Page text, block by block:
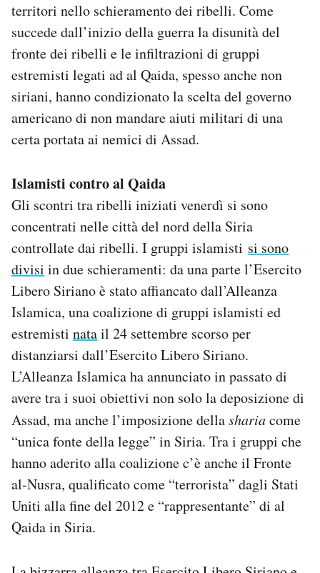
territori nello schieramento dei ribelli. Come
succede dall’inizio della guerra la disunità del
fronte dei ribelli e le infiltrazioni di gruppi
estremisti legati ad al Qaida, spesso anche non
siriani, hanno condizionato la scelta del governo
americano di non mandare aiuti militari di una
certa portata ai nemici di Assad.
Islamisti contro al Qaida
Gli scontri tra ribelli iniziati venerdì si sono
concentrati nelle città del nord della Siria
controllate dai ribelli. I gruppi islamisti si sono
divisi in due schieramenti: da una parte l’Esercito
Libero Siriano è stato affiancato dall’Alleanza
Islamica, una coalizione di gruppi islamisti ed
estremisti natail 24 settembre scorso per
distanziarsi dall’Esercito Libero Siriano.
L’Alleanza Islamica ha annunciato in passato di
avere tra i suoi obiettivi non solo la deposizione di
Assad, ma anche l’imposizione dellashariacome
“unica fonte della legge” in Siria. Tra i gruppi che
hanno aderito alla coalizione c’è anche il Fronte
al-Nusra, qualificato come “terrorista” dagli Stati
Uniti alla fine del 2012 e “rappresentante” di al
Qaida in Siria.